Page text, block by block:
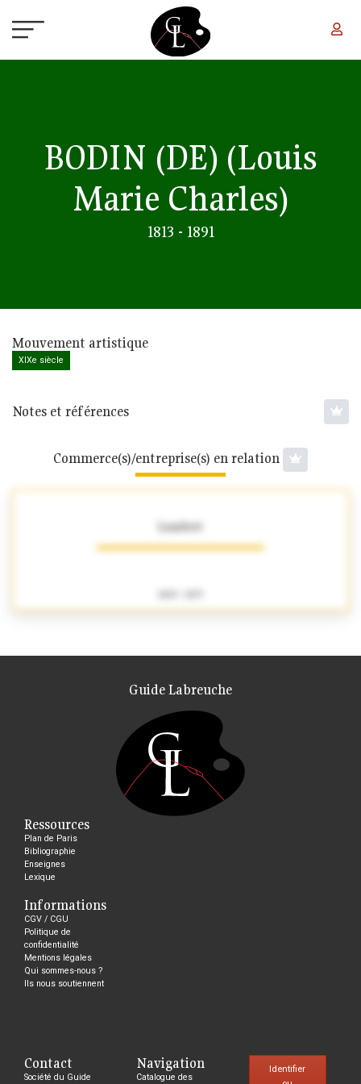
BODIN (DE) (Louis
Marie Charles)
1813 - 1891
Mouvement artistique
XIXe siècle
Notes et références
Commerce(s)/entreprise(s) en relation
Lambert
Guide Labreuche
Ressources
Plan de Paris
Bibliographie
Enseignes
Lexique
Informations
CGV / CGU
Politique de
confidentialité
Mentions légales
Qui sommes-nous ?
Ils nous soutiennent
Contact
Société du Guide
Navigation
Catalogue des
Identifier